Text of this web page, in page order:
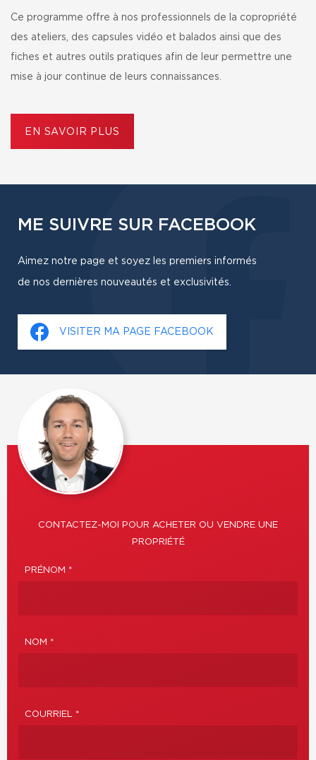
Ce programme offre à nos professionnels de la copropriété
des ateliers, des capsules vidéo et balados ainsi que des
fiches et autres outils pratiques afin de leur permettre une
mise à jour continue de leurs connaissances.
EN SAVOIR PLUS
ME SUIVRE SUR FACEBOOK
Aimez notre page et soyez les premiers informés
de nos dernières nouveautés et exclusivités.
VISITER MA PAGE FACEBOOK
CONTACTEZ-MOI POUR ACHETER OU VENDRE UNE
PROPRIÉTÉ
PRÉNOM *
NOM *
COURRIEL *